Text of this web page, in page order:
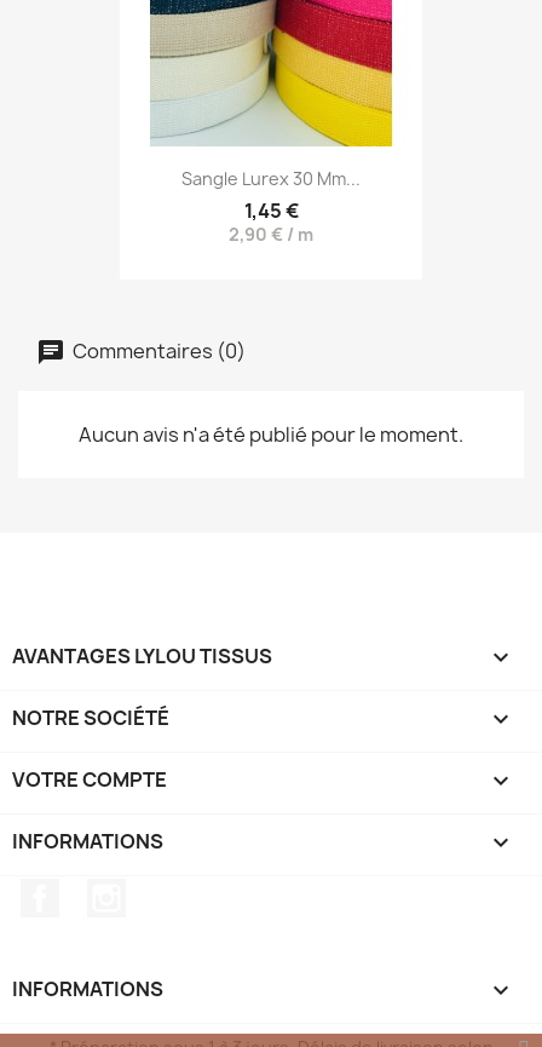
Sangle Lurex 30 Mm...
1,45 €
2,90 € / m
Commentaires (0)
Aucun avis n'a été publié pour le moment.
AVANTAGES LYLOU TISSUS 
NOTRE SOCIÉTÉ 
VOTRE COMPTE 
INFORMATIONS keyboard_arrow_down
INFORMATIONS 